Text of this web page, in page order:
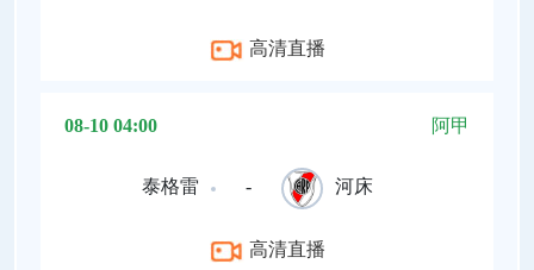
高清直播
08-10 04:00 阿甲
泰格雷 - 河床
高清直播